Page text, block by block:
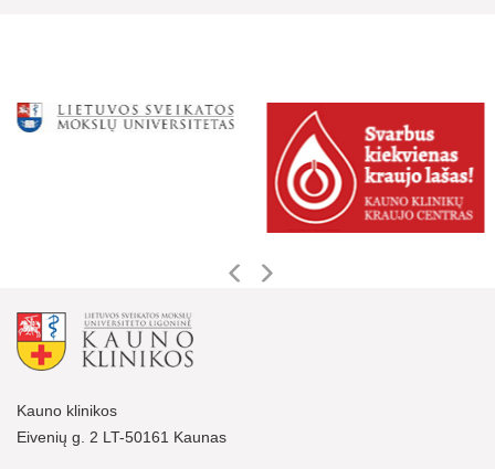
Kauno klinikos
Eivenių g. 2 LT-50161 Kaunas